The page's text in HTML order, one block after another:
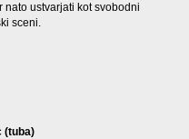
ustvarjati kot svobodni
sceni.
(tuba)